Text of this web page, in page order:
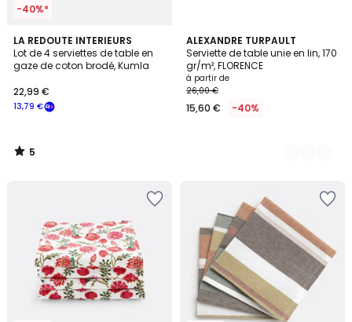
-40%*
LA REDOUTE INTERIEURS
Lot de 4 serviettes de table en
gaze de coton brodé, Kumla
13,79 €
22,99 €
5
/
5
5
/
ALEXANDRE TURPAULT
Serviette de table unie en lin, 170
gr/m², FLORENCE
à partir de
26,00 €
15,60 € -40%
14
Couleurs